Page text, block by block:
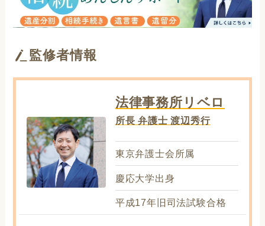
監修者情報
法律事務所リベロ
所長 弁護士 渡辺秀行
東京弁護士会所属
慶応大学出身
平成17年旧司法試験合格